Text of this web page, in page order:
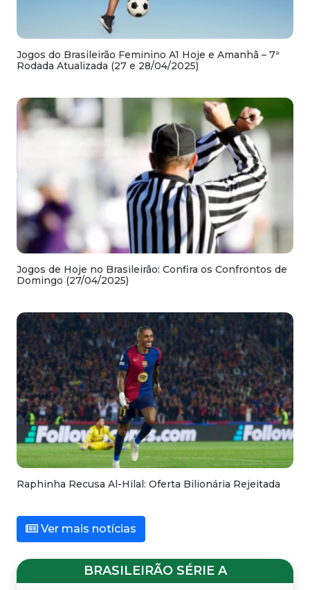
Jogos do Brasileirão Feminino A1 Hoje e Amanhã – 7ª
Rodada Atualizada (27 e 28/04/2025)
Jogos de Hoje no Brasileirão: Confira os Confrontos de
Domingo (27/04/2025)
Raphinha Recusa Al-Hilal: Oferta Bilionária Rejeitada
Ver mais notícias
BRASILEIRÃO SÉRIE A